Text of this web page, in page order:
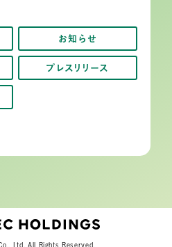
お知らせ
プレスリリース
Ltd. All Rights Reserved.